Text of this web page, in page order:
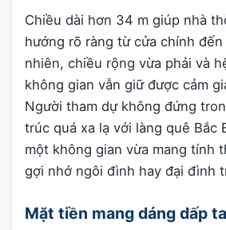
Chiều dài hơn 34 m giúp nhà
hướng rõ ràng từ cửa chính
nhiên, chiều rộng vừa phải và
không gian vẫn giữ được cảm
Người tham dự không đứng
trúc quá xa lạ với làng quê Bắc
một không gian vừa mang tính
gợi nhớ ngôi đình hay đại đình
Mặt tiền mang dáng dấp